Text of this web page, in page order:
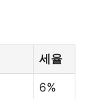
세율
6%